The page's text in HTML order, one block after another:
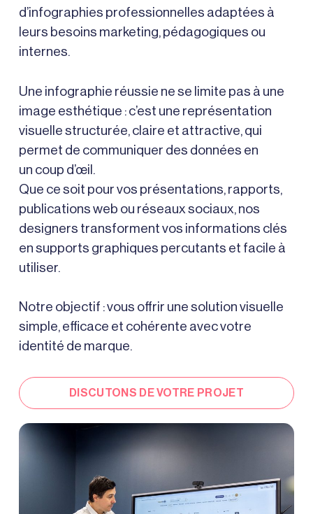
d’infographies professionnelles adaptées à
leurs besoins marketing, pédagogiques ou
internes.
Une infographie réussie ne se limite pas à une
image esthétique : c’est une représentation
visuelle structurée, claire et attractive, qui
permet de communiquer des données en
un coup d’œil.
Que ce soit pour vos présentations, rapports,
publications web ou réseaux sociaux, nos
designers transforment vos informations clés
en supports graphiques percutants et facile à
utiliser.
Notre objectif : vous offrir une solution visuelle
simple, efficace et cohérente avec votre
identité de marque.
DISCUTONS DE VOTRE PROJET